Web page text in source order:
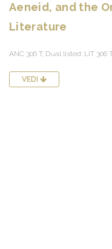
Aeneid, and the
Literature
ANC 306 T; Dual listed: LIT 306
VEDI